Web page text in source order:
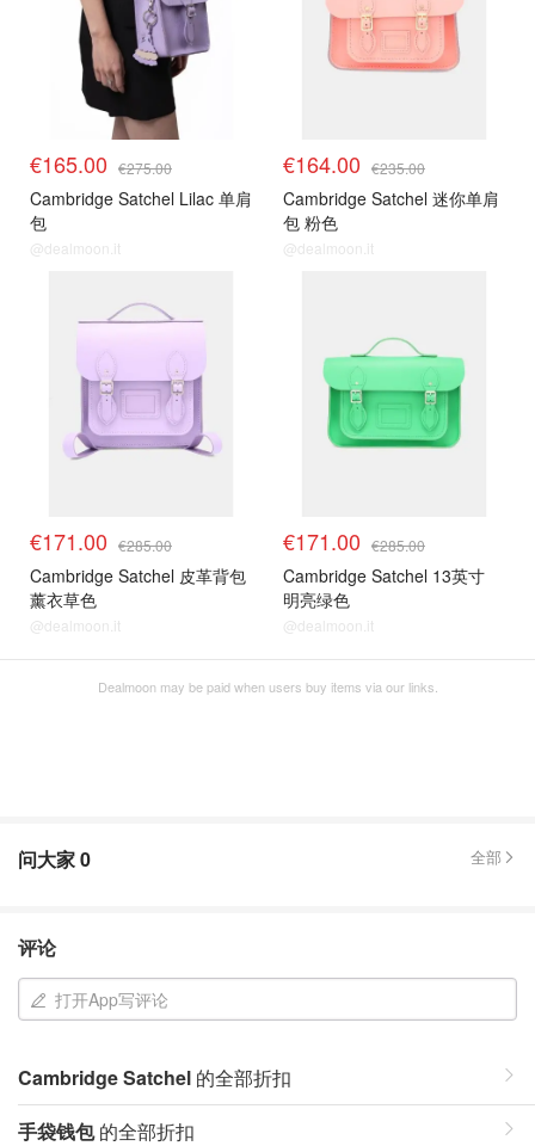
€165.00 €275.00
Cambridge Satchel Lilac 单肩
包
@dealmoon.it
€164.00 €235.00
Cambridge Satchel 迷你单肩
包 粉色
@dealmoon.it
€171.00 €285.00
Cambridge Satchel 皮革背包
薰衣草色
@dealmoon.it
€171.00 €285.00
Cambridge Satchel 13英寸
明亮绿色
@dealmoon.it
Dealmoon may be paid when users buy items via our links.
问大家0 全部
评论
打开App写评论
Cambridge Satchel 的全部折扣
手袋钱包的全部折扣